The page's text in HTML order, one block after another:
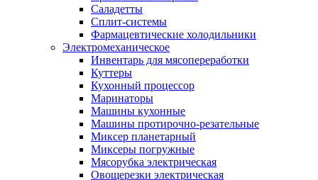
Саладетты
Сплит-системы
Фармацевтические холодильники
Электромеханическое
Инвентарь для мясопереработки
Куттеры
Кухонный процессор
Маринаторы
Машины кухонные
Машины протирочно-резательные
Миксер планетарный
Миксеры погружные
Мясорубка электрическая
Овощерезки электрическая